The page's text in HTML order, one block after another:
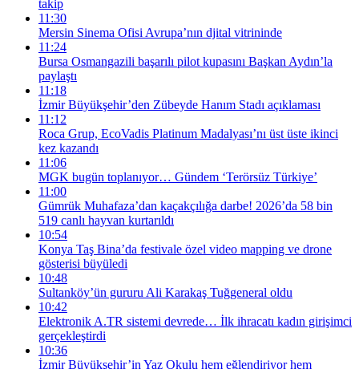
takip
11:30
Mersin Sinema Ofisi Avrupa’nın djital vitrininde
11:24
Bursa Osmangazili başarılı pilot kupasını Başkan Aydın’la
paylaştı
11:18
İzmir Büyükşehir’den Zübeyde Hanım Stadı açıklaması
11:12
Roca Grup, EcoVadis Platinum Madalyası’nı üst üste ikinci
kez kazandı
11:06
MGK bugün toplanıyor… Gündem ‘Terörsüz Türkiye’
11:00
Gümrük Muhafaza’dan kaçakçılığa darbe! 2026’da 58 bin
519 canlı hayvan kurtarıldı
10:54
Konya Taş Bina’da festivale özel video mapping ve drone
gösterisi büyüledi
10:48
Sultanköy’ün gururu Ali Karakaş Tuğgeneral oldu
10:42
Elektronik A.TR sistemi devrede… İlk ihracatı kadın girişimci
gerçekleştirdi
10:36
İzmir Büyükşehir’in Yaz Okulu hem eğlendiriyor hem